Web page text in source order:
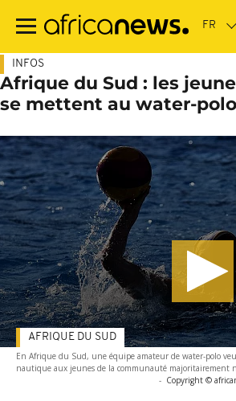
contenu
INFOS
Afrique du Sud : les
se mettent au water-polo
En Afrique du Sud, une équipe amateur de water-polo
nautique aux jeunes de la communauté majoritairement
- Copyright ©
AFRIQUE DU SUD